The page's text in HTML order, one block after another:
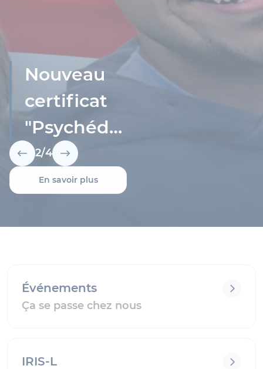
Nouveau
certificat
"Psychédéliques,
santés et
sociétés"
2/4
En savoir plus
Événements
Ça se passe chez nous
IRIS-L